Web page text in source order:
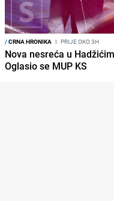
/CRNA HRONIKA I PRIJE OKO 3H
Nova nesreća u
Oglasio se MUP KS